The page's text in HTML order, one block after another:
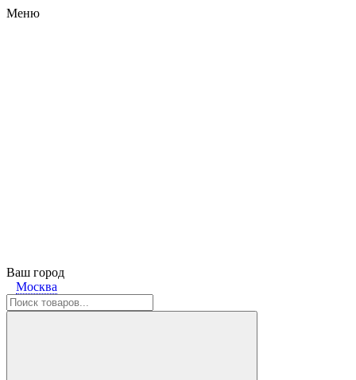
Меню
Ваш город
Москва